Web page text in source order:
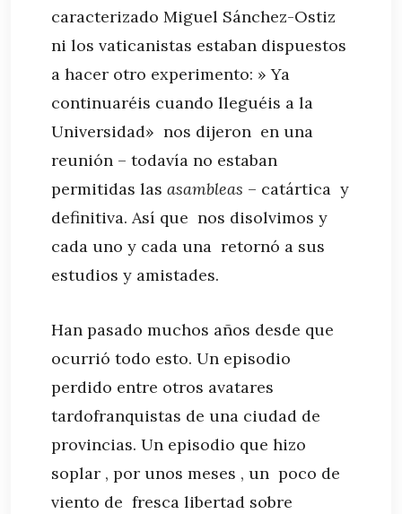
caracterizado Miguel Sánchez-Ostiz
ni los vaticanistas estaban dispuestos
a hacer otro experimento: » Ya
continuaréis cuando lleguéis a la
Universidad» nos dijeron en una
reunión – todavía no estaban
permitidas las asambleas – catártica y
definitiva. Así que nos disolvimos y
cada uno y cada una retornó a sus
estudios y amistades.
Han pasado muchos años desde que
ocurrió todo esto. Un episodio
perdido entre otros avatares
tardofranquistas de una ciudad de
provincias. Un episodio que hizo
soplar , por unos meses , un poco de
viento de fresca libertad sobre